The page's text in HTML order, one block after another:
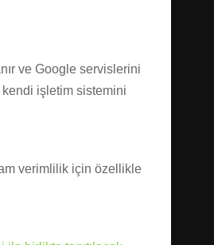
ve Google servislerini
işletim sistemini
verimlilik için özellikle